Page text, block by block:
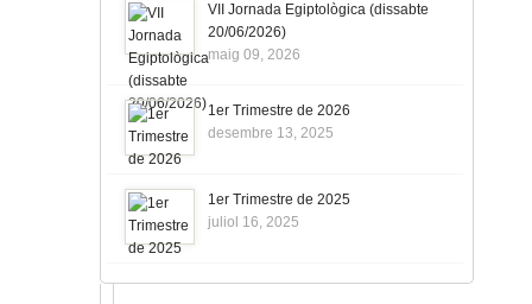
VII Jornada Egiptològica (dissabte
20/06/2026)
maig 09, 2026
1er Trimestre de 2026
desembre 13, 2025
1er Trimestre de 2025
juliol 16, 2025